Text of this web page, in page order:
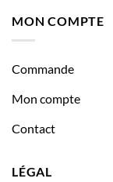
MON COMPTE
Commande
Mon compte
Contact
LÉGAL